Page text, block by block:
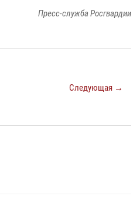
Пресс-служба Росгвардии
Следующая →